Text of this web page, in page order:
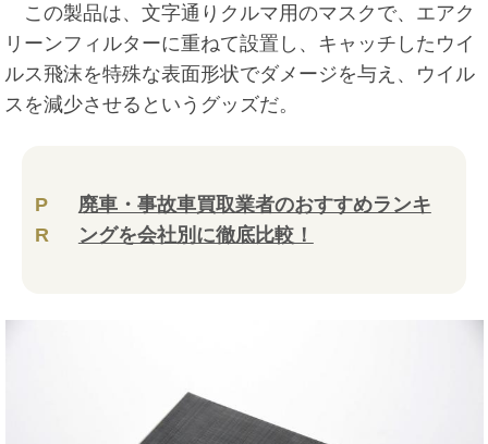
この製品は、文字通りクルマ用のマスクで、エアク
リーンフィルターに重ねて設置し、キャッチしたウイ
ルス飛沫を特殊な表面形状でダメージを与え、ウイル
スを減少させるというグッズだ。
P
R
廃車・事故車買取業者のおすすめランキ
ングを会社別に徹底比較！